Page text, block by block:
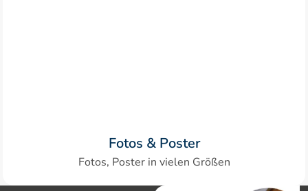
Fotos & Poster
Fotos, Poster in vielen Größen